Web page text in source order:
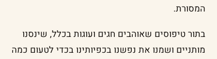
המסורת.
בתור טיפוסים שאוהבים חגים ועוגות בכלל, שינסנו
מותניים ושמנו את נפשנו בכפיותינו בכדי לטעום כמה